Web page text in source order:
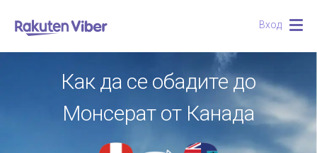
Вход
Как да се обадите до
Монсерат от Канада